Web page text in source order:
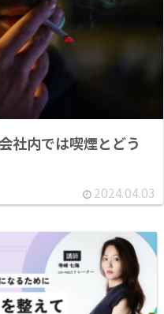
社内では喫煙とどう
2024.04.03